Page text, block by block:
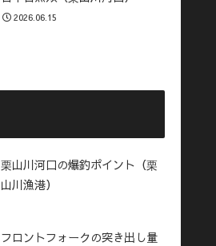
2026.06.15
栗山川河口の爆釣ポイント（栗
山川漁港）
フロントフォークの突き出し量